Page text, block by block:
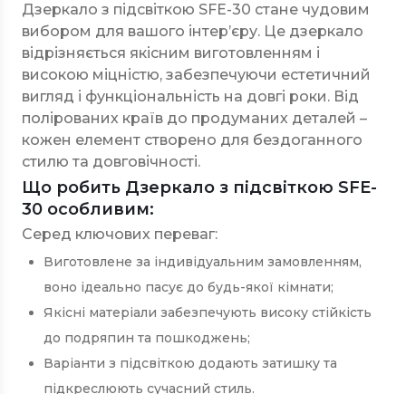
Дзеркало з підсвіткою SFE-30 стане чудовим
вибором для вашого інтер’єру. Це дзеркало
відрізняється якісним виготовленням і
високою міцністю, забезпечуючи естетичний
вигляд і функціональність на довгі роки. Від
полірованих країв до продуманих деталей –
кожен елемент створено для бездоганного
стилю та довговічності.
Що робить Дзеркало з підсвіткою SFE-
30 особливим:
Серед ключових переваг:
Виготовлене за індивідуальним замовленням,
воно ідеально пасує до будь-якої кімнати;
Якісні матеріали забезпечують високу стійкість
до подряпин та пошкоджень;
Варіанти з підсвіткою додають затишку та
підкреслюють сучасний стиль.